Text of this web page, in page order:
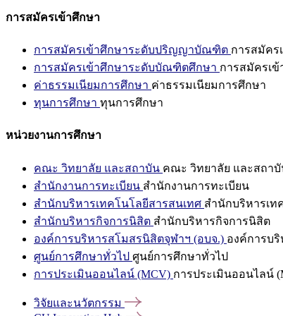
การสมัครเข้าศึกษา
การสมัครเข้าศึกษาระดับปริญญาบัณฑิต การสมัค
การสมัครเข้าศึกษาระดับบัณฑิตศึกษา การสมัครเ
ค่าธรรมเนียมการศึกษา ค่าธรรมเนียมการศึกษา
ทุนการศึกษา ทุนการศึกษา
หน่วยงานการศึกษา
คณะ วิทยาลัย และสถาบัน คณะ วิทยาลัย และสถา
สำนักงานการทะเบียน สำนักงานการทะเบียน
สำนักบริหารเทคโนโลยีสารสนเทศ สำนักบริหารเท
สำนักบริหารกิจการนิสิต สำนักบริหารกิจการนิสิต
องค์การบริหารสโมสรนิสิตจุฬาฯ (อบจ.) องค์การบ
ศูนย์การศึกษาทั่วไป ศูนย์การศึกษาทั่วไป
การประเมินออนไลน์ (MCV) การประเมินออนไลน์
วิจัยและนวัตกรรม